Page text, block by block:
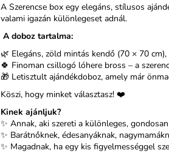
A Szerencse box egy elegáns, stílusos
valami igazán különlegeset adnál.
A doboz tartalma:
🌿 Elegáns, zöld mintás kendő (70 × 70
🍀 Finoman csillogó lóhere bross – a
🎁 Letisztult ajándékdoboz, amely már
Köszi, hogy minket választasz! ❤️
Kinek ajánljuk?
✨ Annak, aki szereti a különleges,
✨ Barátnőknek, édesanyáknak,
✨ Magadnak, ha egy kis figyelmességgel